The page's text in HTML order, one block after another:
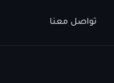
تواصل معنا